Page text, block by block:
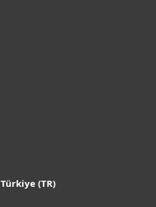
Türkiye (TR)